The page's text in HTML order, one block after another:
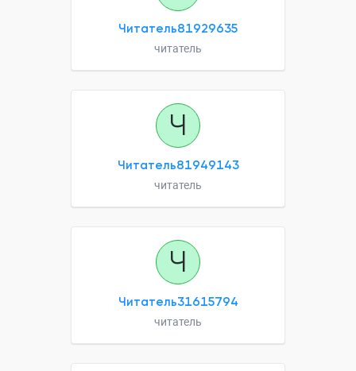
Читатель81929635
читатель
Ч
Читатель81949143
читатель
Ч
Читатель31615794
читатель